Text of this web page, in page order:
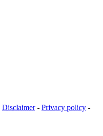
Disclaimer- Privacy policy -